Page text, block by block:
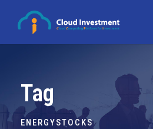
Tag
ENERGYSTOCKS